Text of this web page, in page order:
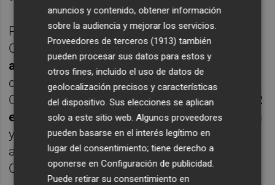
Por su parte, la Unión Nacional de
Cooperativas de Crédito (UNACC) es la
asociación más representativa del sector
de las cooperativas de crédito en España.
Constituida en 1970, está compuesta por
42
entidades, tiene personalidad jurídica propia
y su estructura y funcionamiento se ajustan
a los principios formulados por la Alianza
Cooperativa Internacional.
anuncios y contenido, obtener información
sobre la audiencia y mejorar los servicios.
Proveedores de terceros (1913) también
pueden procesar sus datos para estos y
otros fines, incluido el uso de datos de
geolocalización precisos y características
del dispositivo. Sus elecciones se aplican
solo a este sitio web. Algunos proveedores
pueden basarse en el interés legítimo en
lugar del consentimiento; tiene derecho a
oponerse enConfiguración de publicidad.
Puede retirar su consentimiento en